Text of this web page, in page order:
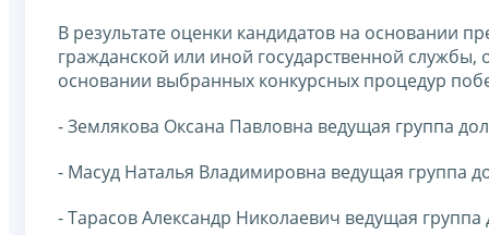
В результате оценки кандидатов на основании
гражданской или иной государственной службы,
основании выбранных конкурсных процедур
- Землякова Оксана Павловна ведущая группа
- Масуд Наталья Владимировна ведущая группа
- Тарасов Александр Николаевич ведущая группа